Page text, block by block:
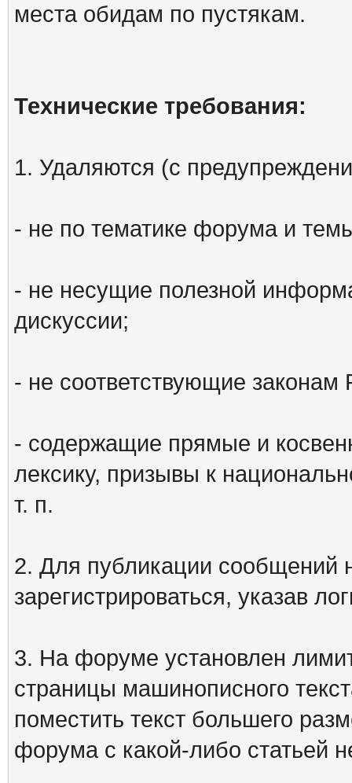
места обидам по пустякам.
Технические требования:
1. Удаляются (с
- не по тематике форума и
- не несущие полезной
дискуссии;
- не соответствующие законам
- содержащие прямые и
лексику, призывы к
т. п.
2. Для публикации сообщений
зарегистрироваться, указав
3. На форуме установлен
страницы машинописного
поместить текст большего
форума с какой-либо статьей